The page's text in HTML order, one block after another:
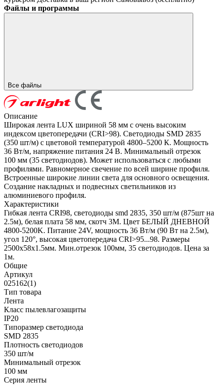
Файлы и программы
Все файлы
Описание
Широкая лента LUX шириной 58 мм с очень высоким
индексом цветопередачи (CRI>98). Светодиоды SMD 2835
(350 шт/м) с цветовой температурой 4800–5200 К. Мощность
36 Вт/м, напряжение питания 24 В. Минимальный отрезок
100 мм (35 светодиодов). Может использоваться с любыми
профилями. Равномерное свечение по всей ширине профиля.
Встроенные широкие линии света для основного освещения.
Создание накладных и подвесных светильников из
алюминиевого профиля.
Характеристики
Гибкая лента CRI98, светодиоды smd 2835, 350 шт/м (875шт на
2.5м), белая плата 58 мм, скотч 3М. Цвет БЕЛЫЙ ДНЕВНОЙ
4800-5200K. Питание 24V, мощность 36 Вт/м (90 Вт на 2.5м),
угол 120°, высокая цветопередача CRI>95...98. Размеры
2500х58x1.5мм. Мин.отрезок 100мм, 35 светодиодов. Цена за
1м.
Общие
Артикул
025162(1)
Тип товара
Лента
Класс пылевлагозащиты
IP20
Типоразмер светодиода
SMD 2835
Плотность светодиодов
350 шт/м
Минимальный отрезок
100 мм
Серия ленты